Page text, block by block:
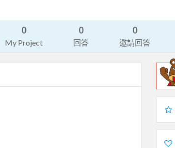
0
My Project
0
回答
0
邀請回答